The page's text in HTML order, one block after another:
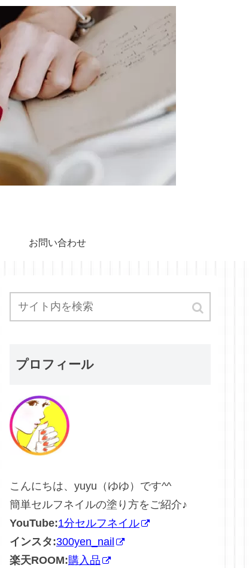
お問い合わせ
プロフィール
こんにちは、yuyu（ゆゆ）です^^
簡単セルフネイルの塗り方をご紹介♪
YouTube:1分セルフネイル
インスタ:300yen_nail
楽天ROOM:購入品